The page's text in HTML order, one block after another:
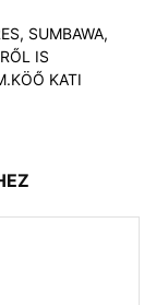
SUMBAWA,
IS
KATI